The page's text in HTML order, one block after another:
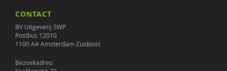
Michiel van Hees
Cindy Heezius
CONTACT
BV Uitgeverij SWP
Postbus 12010
1100 AA Amsterdam-Zuidoost
Bezoekadres: